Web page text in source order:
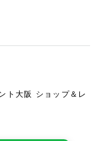
ト大阪 ショップ＆レ